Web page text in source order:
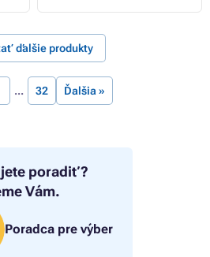
poradiť?
Vám.
Poradca pre výber
ďalšie produkty
32 Ďalšia »